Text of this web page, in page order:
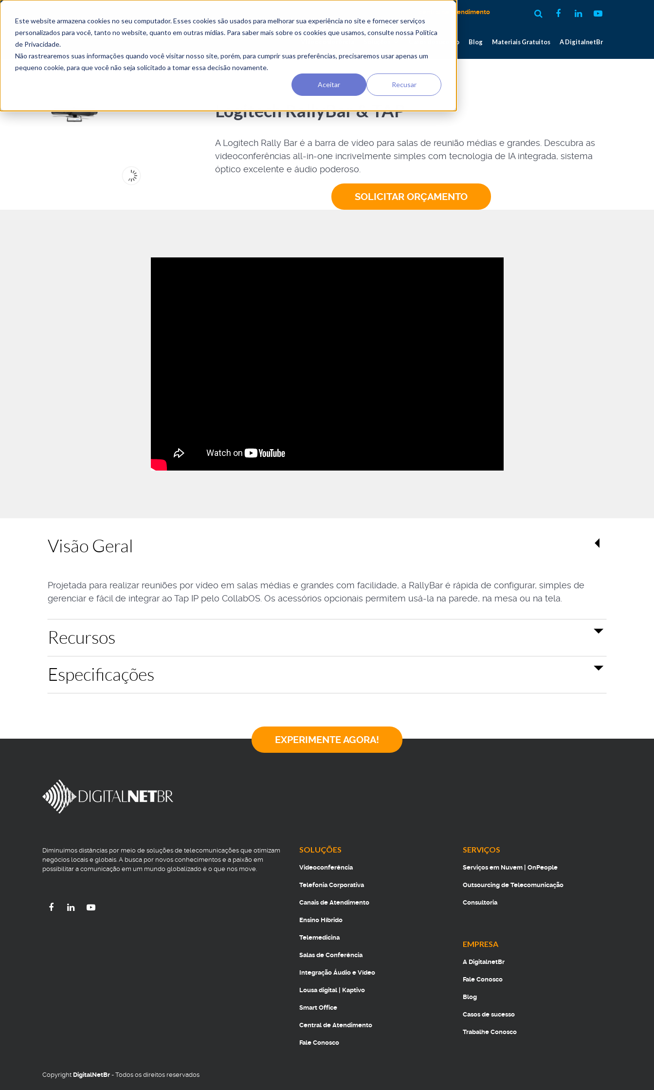
Este website armazena cookies no seu computador. Esses cookies são usados ​​para melhorar sua experiência no site e fornecer serviços
personalizados para você, tanto no website, quanto em outras mídias. Para saber mais sobre os cookies que usamos, consulte nossa Política
de Privacidade.
Não rastrearemos suas informações quando você visitar nosso site, porém, para cumprir suas preferências, precisaremos usar apenas um
pequeno cookie, para que você não seja solicitado a tomar essa decisão novamente.
Aceitar Recusar
central de atendimento
Casos de sucesso Blog Materiais Gratuitos A DigitalnetBr
Logitech RallyBar & TAP
A Logitech Rally Bar é a barra de vídeo para salas de reunião médias e grandes. Descubra as
videoconferências all-in-one incrivelmente simples com tecnologia de IA integrada, sistema
óptico excelente e áudio poderoso.
SOLICITAR ORÇAMENTO
Visão Geral
Projetada para realizar reuniões por vídeo em salas médias e grandes com facilidade, a RallyBar é rápida de configurar, simples de
gerenciar e fácil de integrar ao Tap IP pelo CollabOS. Os acessórios opcionais permitem usá-la na parede, na mesa ou na tela.
Recursos
Especificações
EXPERIMENTE AGORA!
Diminuímos distâncias por meio de soluções de telecomunicações que otimizam
negócios locais e globais. A busca por novos conhecimentos e a paixão em
possibilitar a comunicação em um mundo globalizado é o que nos move.
SOLUÇÕES
Videoconferência
Telefonia Corporativa
Canais de Atendimento
Ensino Híbrido
Telemedicina
Salas de Conferência
Integração Áudio e Vídeo
Lousa digital | Kaptivo
Smart Office
Central de Atendimento
Fale Conosco
SERVIÇOS
Serviços em Nuvem | OnPeople
Outsourcing de Telecomunicação
Consultoria
EMPRESA
A DigitalnetBr
Fale Conosco
Blog
Casos de sucesso
Trabalhe Conosco
Copyright DigitalNetBr - Todos os direitos reservados